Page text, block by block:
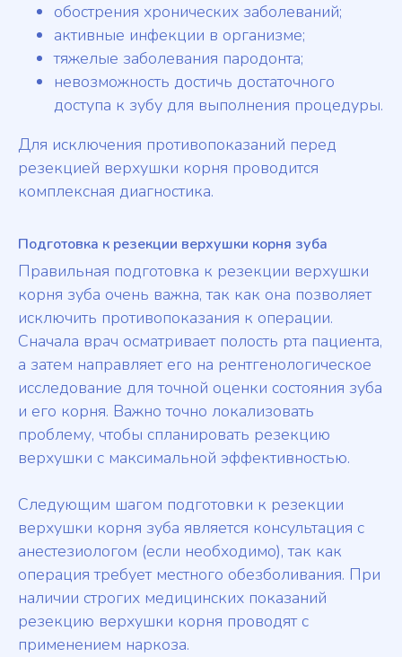
обострения хронических заболеваний;
активные инфекции в организме;
тяжелые заболевания пародонта;
невозможность достичь достаточного
доступа к зубу для выполнения процедуры.
Для исключения противопоказаний перед
резекцией верхушки корня проводится
комплексная диагностика.
Подготовка к резекции верхушки корня зуба
Правильная подготовка к резекции верхушки
корня зуба очень важна, так как она позволяет
исключить противопоказания к операции.
Сначала врач осматривает полость рта пациента,
а затем направляет его на рентгенологическое
исследование для точной оценки состояния зуба
и его корня. Важно точно локализовать
проблему, чтобы спланировать резекцию
верхушки с максимальной эффективностью.
Следующим шагом подготовки к резекции
верхушки корня зуба является консультация с
анестезиологом (если необходимо), так как
операция требует местного обезболивания. При
наличии строгих медицинских показаний
резекцию верхушки корня проводят с
применением наркоза.